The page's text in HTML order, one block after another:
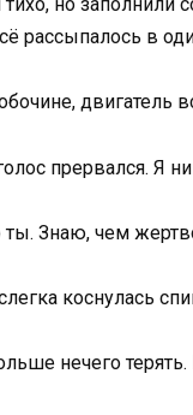
рассыпалось в
двигатель
прервался. Я
Знаю, чем
коснулась
нечего